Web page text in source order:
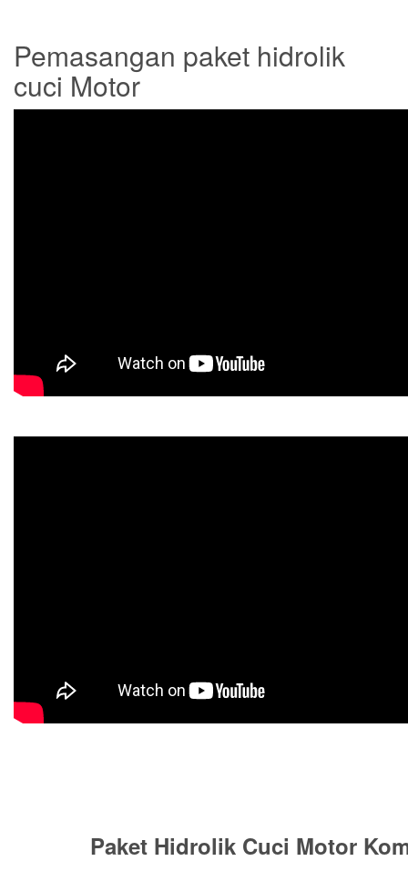
Pemasangan paket hidrolik
cuci Motor
Paket Hidrolik Cuci Motor